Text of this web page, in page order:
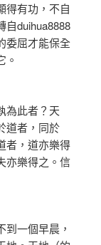
得有功，不自
自duihua8888
委屈才能保全
。
為此者？天
道者，同於
者，道亦樂得
亦樂得之。信
一個早晨，